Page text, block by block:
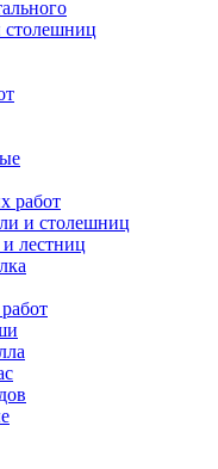
столешниц
работ
и столешниц
лестниц